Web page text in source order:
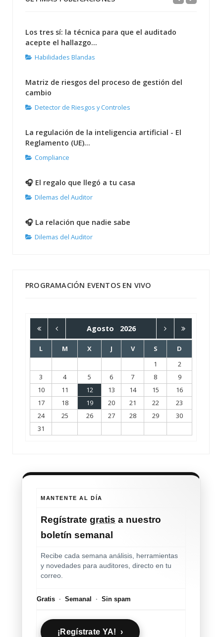
Los tres sí: la técnica para que el auditado
acepte el hallazgo...
Habilidades Blandas
Matriz de riesgos del proceso de gestión del
cambio
Detector de Riesgos y Controles
La regulación de la inteligencia artificial - El
Reglamento (UE)...
Compliance
🎧 El regalo que llegó a tu casa
Dilemas del Auditor
🎧 La relación que nadie sabe
Dilemas del Auditor
PROGRAMACIÓN EVENTOS EN VIVO
Agosto 2026
L M X J V S
D
1
2
3
4 5 6 7 8
9
10
11 12 13 14 15
16
17
18 19 20 21 22
23
24
25 26 27 28 29
30
31
MANTENTE AL DÍA
Regístrate gratis a nuestro
boletín semanal
Recibe cada semana análisis, herramientas
y novedades para auditores, directo en tu
correo.
Gratis · Semanal · Sin spam
¡Regístrate YA! ›